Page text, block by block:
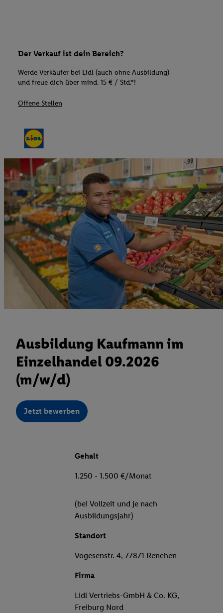
Der Verkauf ist dein Bereich?
Werde Verkäufer bei Lidl (auch ohne Ausbildung)
und freue dich über mind. 15 € / Std.*!
Offene Stellen
Ausbildung Kaufmann im
Einzelhandel 09.2026
(m/w/d)
Jetzt bewerben
Gehalt
1.250 - 1.500 €/Monat
(bei Vollzeit und je nach
Ausbildungsjahr)
Standort
Vogesenstr. 4, 77871 Renchen
Firma
Lidl Vertriebs-GmbH & Co. KG,
Freiburg Nord